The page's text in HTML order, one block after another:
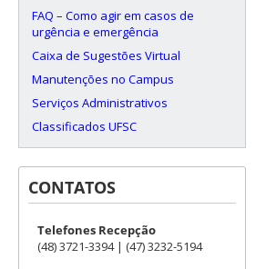
FAQ – Como agir em casos de
urgência e emergência
Caixa de Sugestões Virtual
Manutenções no Campus
Serviços Administrativos
Classificados UFSC
CONTATOS
Telefones Recepção
(48) 3721-3394 | (47) 3232-5194